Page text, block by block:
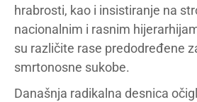
hrabrosti, kao i insistiranje na
nacionalnim i rasnim
su različite rase predodređene
smrtonosne sukobe.
Današnja radikalna desnica